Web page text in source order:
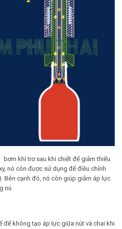
khí trơ sau khi chiết để giảm thiểu
nó còn được sử dụng để điều chỉnh
Bên cạnh đó, nó còn giúp giảm áp lực
nú
để không tạo áp lực giữa nút và chai khi